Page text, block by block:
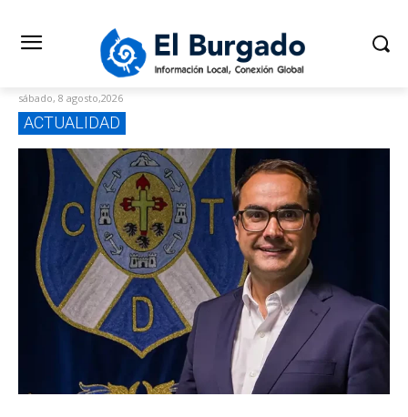
sábado, 8 agosto,2026
ACTUALIDAD